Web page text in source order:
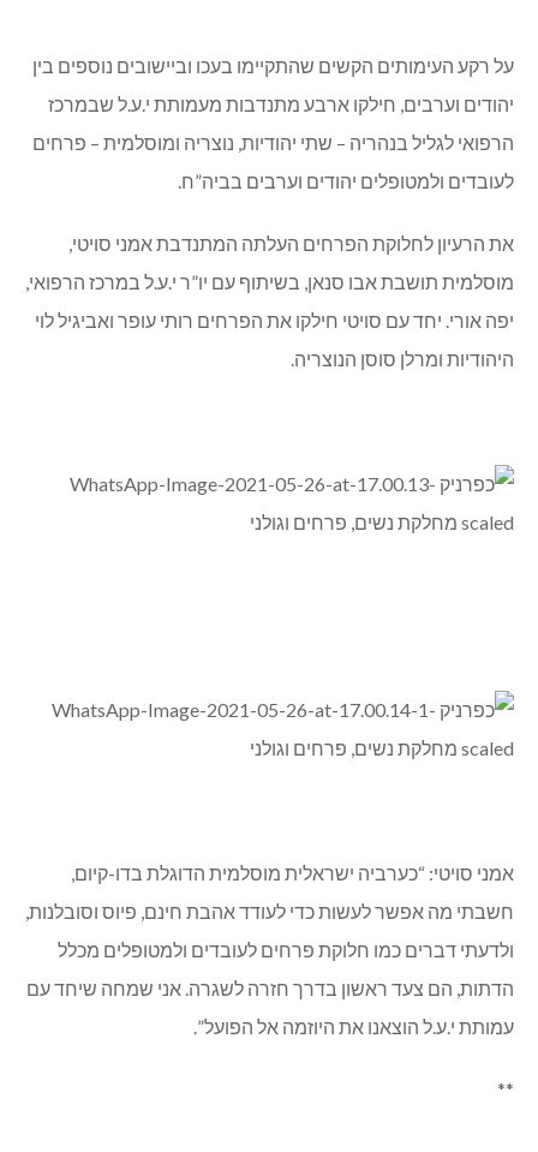
על רקע העימותים הקשים שהתקיימו בעכו וביישובים נוספים בין
יהודים וערבים, חילקו ארבע מתנדבות מעמותת י.ע.ל שבמרכז
הרפואי לגליל בנהריה – שתי יהודיות, נוצריה ומוסלמית – פרחים
לעובדים ולמטופלים יהודים וערבים בביה”ח.
את הרעיון לחלוקת הפרחים העלתה המתנדבת אמני סויטי,
מוסלמית תושבת אבו סנאן, בשיתוף עם יו”ר י.ע.ל במרכז הרפואי,
יפה אורי. יחד עם סויטי חילקו את הפרחים רותי עופר ואביגיל לוי
היהודיות ומרלן סוסן הנוצריה.
אמני סויטי: “כערביה ישראלית מוסלמית הדוגלת בדו-קיום,
חשבתי מה אפשר לעשות כדי לעודד אהבת חינם, פיוס וסובלנות,
ולדעתי דברים כמו חלוקת פרחים לעובדים ולמטופלים מכלל
הדתות, הם צעד ראשון בדרך חזרה לשגרה. אני שמחה שיחד עם
עמותת י.ע.ל הוצאנו את היוזמה אל הפועל”.
**